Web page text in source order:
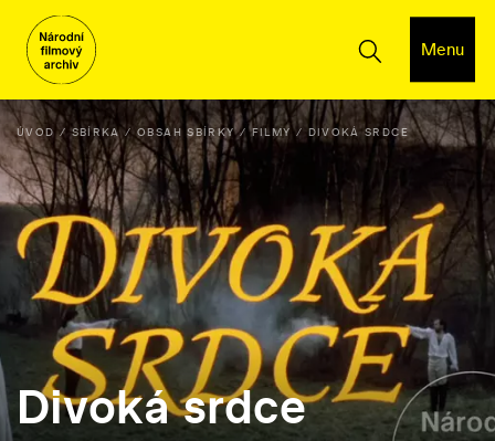
Menu
ÚVOD SBÍRKA OBSAH SBÍRKY FILMY DIVOKÁ SRDCE
Divoká srdce